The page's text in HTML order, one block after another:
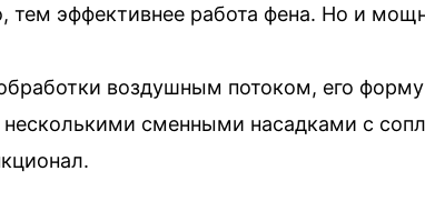
тем эффективнее работа фена. Но и
воздушным потоком, его
сменными насадками с